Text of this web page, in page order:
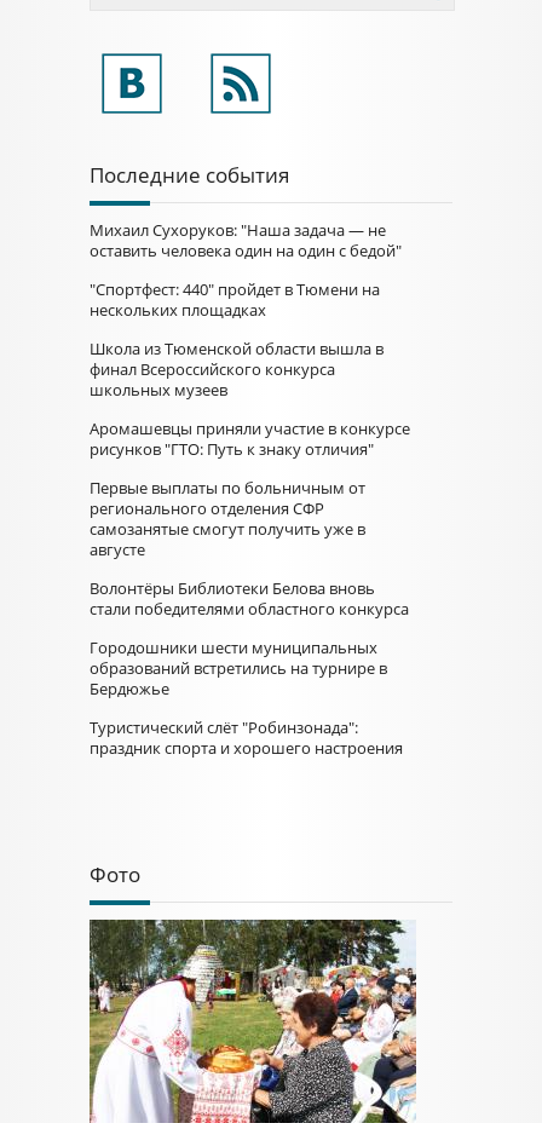
Последние события
Михаил Сухоруков: "Наша задача — не
оставить человека один на один с бедой"
"Спортфест: 440" пройдет в Тюмени на
нескольких площадках
Школа из Тюменской области вышла в
финал Всероссийского конкурса
школьных музеев
Аромашевцы приняли участие в конкурсе
рисунков "ГТО: Путь к знаку отличия"
Первые выплаты по больничным от
регионального отделения СФР
самозанятые смогут получить уже в
августе
Волонтёры Библиотеки Белова вновь
стали победителями областного конкурса
Городошники шести муниципальных
образований встретились на турнире в
Бердюжье
Туристический слёт "Робинзонада":
праздник спорта и хорошего настроения
Фото